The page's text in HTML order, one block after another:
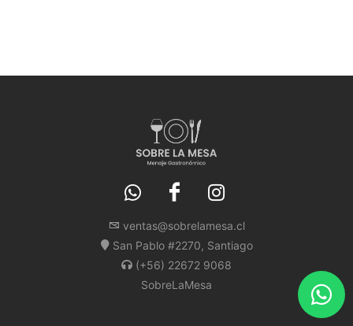
ventas@sobrelamesa.cl
San Pablo #2270, Santiago
(+56) 22672 9068
SobreLaMesa